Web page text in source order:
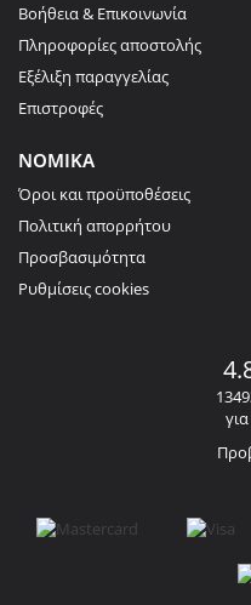
Βοήθεια & Επικοινωνία
Πληροφορίες αποστολής
Εξέλιξη παραγγελίας
Επιστροφές
ΝΟΜΙΚΑ
Όροι και προϋποθέσεις
Πολιτική απορρήτου
Προσβασιμότητα
Ρυθμίσεις cookies